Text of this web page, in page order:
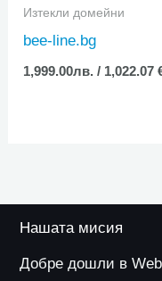
Изтекли домейни
bee-line.bg
1,999.00лв. / 1,022.07
Нашата мисия
Добре дошли в